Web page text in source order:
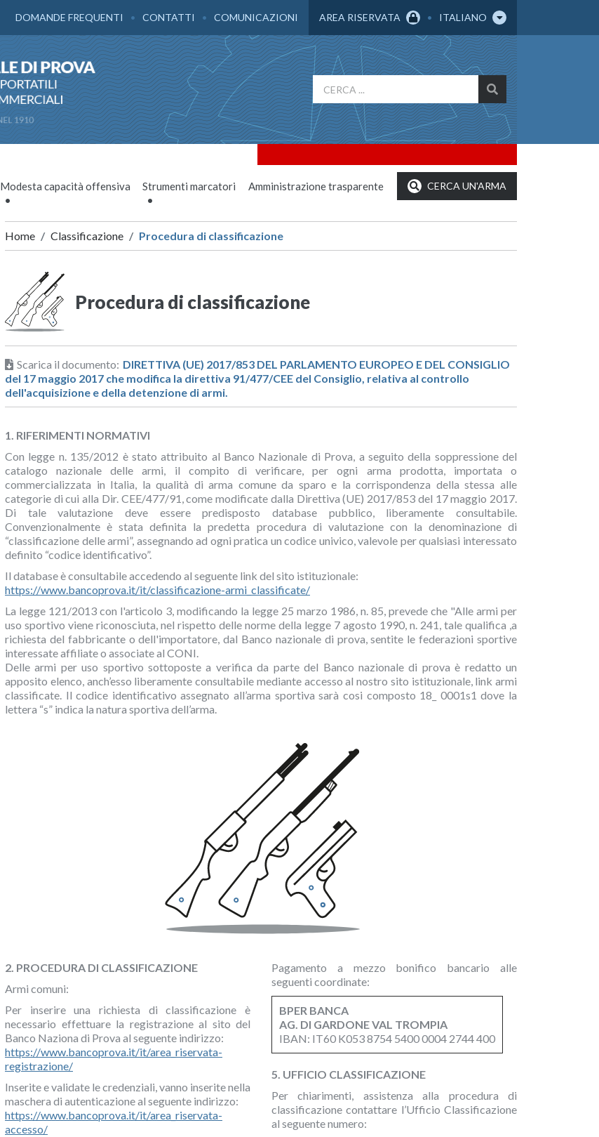
AREA RISERVATA ITALIANO
DOMANDE FREQUENTI CONTATTI COMUNICAZIONI
Modesta capacità offensiva Strumenti marcatori Amministrazione trasparente CERCA UN'ARMA
Home Classificazione Procedura di classificazione
Procedura di classificazione
Scarica il documento: DIRETTIVA (UE) 2017/853 DEL PARLAMENTO EUROPEO E DEL CONSIGLIO
del 17 maggio 2017 che modifica la direttiva 91/477/CEE del Consiglio, relativa al controllo
dell'acquisizione e della detenzione di armi.
1. RIFERIMENTI NORMATIVI
Con legge n. 135/2012 è stato attribuito al Banco Nazionale di Prova, a seguito della soppressione del
catalogo nazionale delle armi, il compito di verificare, per ogni arma prodotta, importata o
commercializzata in Italia, la qualità di arma comune da sparo e la corrispondenza della stessa alle
categorie di cui alla Dir. CEE/477/91, come modificate dalla Direttiva (UE) 2017/853 del 17 maggio 2017.
Di tale valutazione deve essere predisposto database pubblico, liberamente consultabile.
Convenzionalmente è stata definita la predetta procedura di valutazione con la denominazione di
“classificazione delle armi”, assegnando ad ogni pratica un codice univico, valevole per qualsiasi interessato
definito “codice identificativo”.
Il database è consultabile accedendo al seguente link del sito istituzionale:
https://www.bancoprova.it/it/classificazione-armi_classificate/
La legge 121/2013 con l'articolo 3, modificando la legge 25 marzo 1986, n. 85, prevede che "Alle armi per
uso sportivo viene riconosciuta, nel rispetto delle norme della legge 7 agosto 1990, n. 241, tale qualifica ,a
richiesta del fabbricante o dell'importatore, dal Banco nazionale di prova, sentite le federazioni sportive
interessate affiliate o associate al CONI.
Delle armi per uso sportivo sottoposte a verifica da parte del Banco nazionale di prova è redatto un
apposito elenco, anch’esso liberamente consultabile mediante accesso al nostro sito istituzionale, link armi
classificate. Il codice identificativo assegnato all’arma sportiva sarà cosi composto 18_ 0001s1 dove la
lettera “s” indica la natura sportiva dell’arma.
2. PROCEDURA DI CLASSIFICAZIONE
Armi comuni:
Per inserire una richiesta di classificazione è
necessario effettuare la registrazione al sito del
Banco Naziona di Prova al seguente indirizzo:
https://www.bancoprova.it/it/area_riservata-
registrazione/
Inserite e validate le credenziali, vanno inserite nella
maschera di autenticazione al seguente indirizzo:
https://www.bancoprova.it/it/area_riservata-
accesso/
Pagamento a mezzo bonifico bancario alle
seguenti coordinate:
BPER BANCA
AG. DI GARDONE VAL TROMPIA
IBAN: IT60 K053 8754 5400 0004 2744 400
5. UFFICIO CLASSIFICAZIONE
Per chiarimenti, assistenza alla procedura di
classificazione contattare l’Ufficio Classificazione
al seguente numero: